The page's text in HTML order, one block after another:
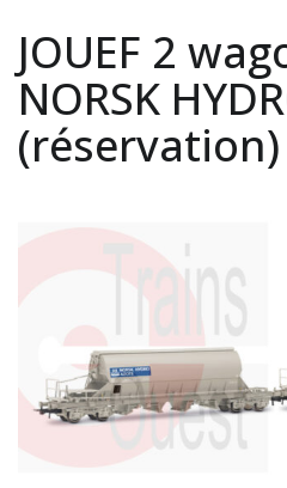
DECAPOD
DISQUE ROUGE
EPM
ESU
EVERGREEN
HUMBROL
ITALERI
JOUEF
KOLIBRI
JOUEF 2
NORSK
(réservation)